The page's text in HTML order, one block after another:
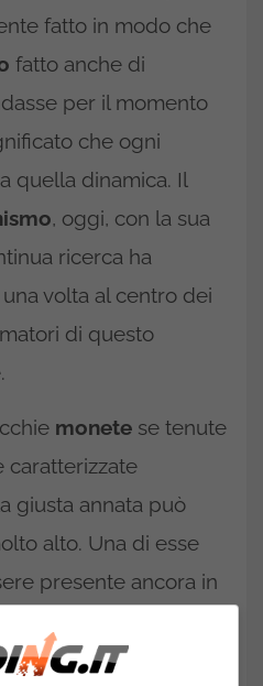
fatto in modo che
fatto anche di
per il momento
che ogni
quella dinamica. Il
, oggi, con la sua
ricerca ha
volta al centro dei
di questo
monete se tenute
caratterizzate
giusta annata può
alto. Una di esse
presente ancora in
senza